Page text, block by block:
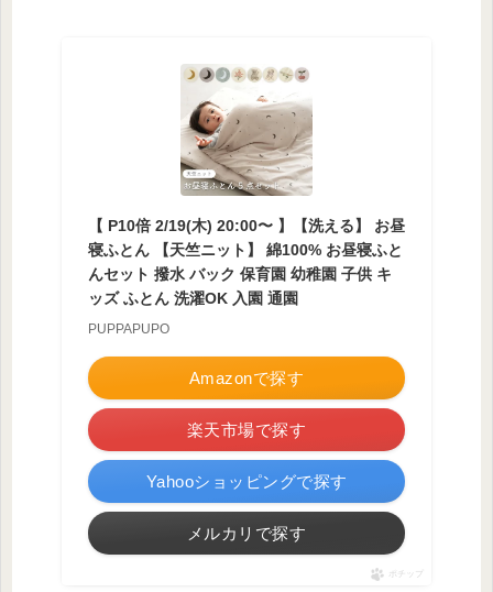
【 P10倍 2/19(木) 20:00〜 】【洗える】 お昼
寝ふとん 【天竺ニット】 綿100% お昼寝ふと
んセット 撥水 バック 保育園 幼稚園 子供 キ
ッズ ふとん 洗濯OK 入園 通園
PUPPAPUPO
Amazonで探す
楽天市場で探す
Yahooショッピングで探す
メルカリで探す
ポチップ